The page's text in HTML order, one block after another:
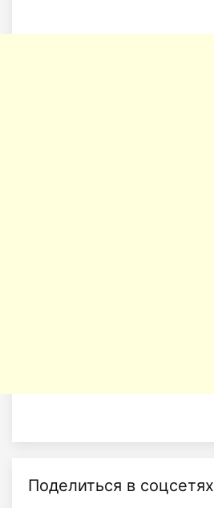
Поделиться в соцсетях